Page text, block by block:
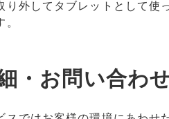
り外してタブレットとして使
・お問い合わ